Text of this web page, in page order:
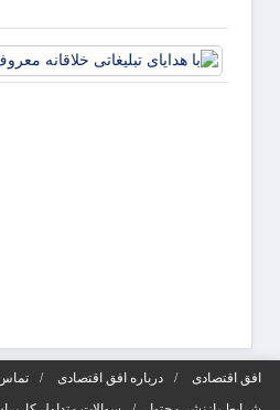
افق اقتصادی درباره افق اقتصادی